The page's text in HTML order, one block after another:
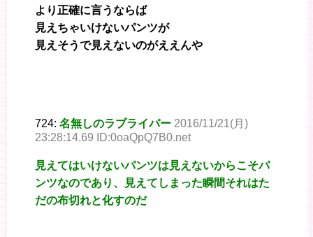
より正確に言うならば
見えちゃいけないパンツが
見えそうで見えないのがええんや
724: 名無しのラブライバー 2016/11/21(月)
23:28:14.69 ID:0oaQpQ7B0.net
見えてはいけないパンツは見えないからこそパ
ンツなのであり、見えてしまった瞬間それはた
だの布切れと化すのだ